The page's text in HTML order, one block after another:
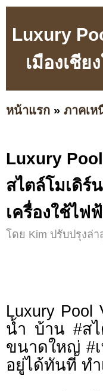
Luxury
เมืองเชี
หน้าแรก » ภาคเห
Luxury
สไตล์โมเดิร์
เครื่องใช้ไฟ
โดย Kim ปรับปรุงล่า
Luxury
น้ำ บ้าน #สไ
ขนาดใหญ่ #เ
อยู่ได้ทันที ทำ